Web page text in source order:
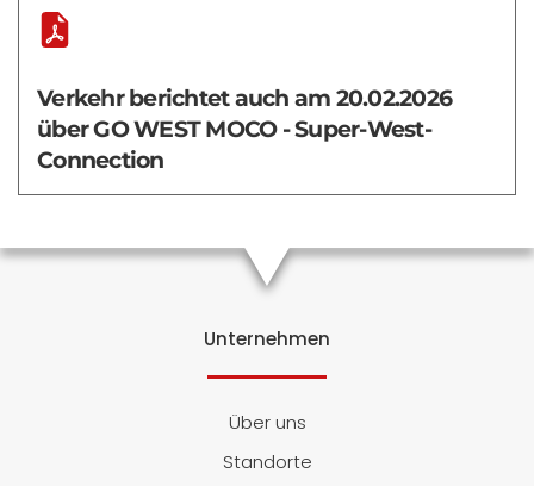
Verkehr berichtet auch am 20.02.2026
über GO WEST MOCO - Super-West-
Connection
Unternehmen
Über uns
Standorte